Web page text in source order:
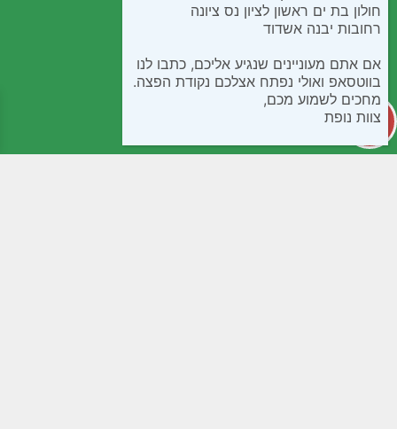
חולון בת ים ראשון לציון נס ציונה
רחובות יבנה אשדוד
אם אתם מעוניינים שנגיע אליכם, כתבו לנו
בווטסאפ ואולי נפתח אצלכם נקודת הפצה.
מחכים לשמוע מכם,
צוות נופת